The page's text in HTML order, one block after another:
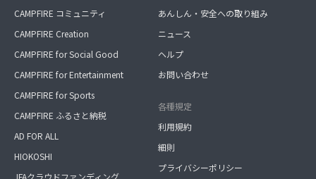
CAMPFIRE コミュニティ
CAMPFIRE Creation
CAMPFIRE for Social Good
CAMPFIRE for Entertainment
CAMPFIRE for Sports
CAMPFIRE ふるさと納税
AD FOR ALL
HIOKOSHI
あんしん・安全への取り組み
ニュース
ヘルプ
お問い合わせ
各種規定
利用規約
細則
プライバシーポリシー